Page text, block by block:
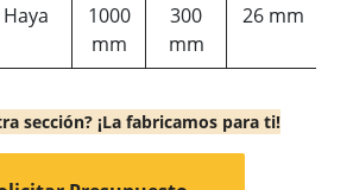
Haya
1000
mm
300
mm
26 mm
sección? ¡La fabricamos para ti!